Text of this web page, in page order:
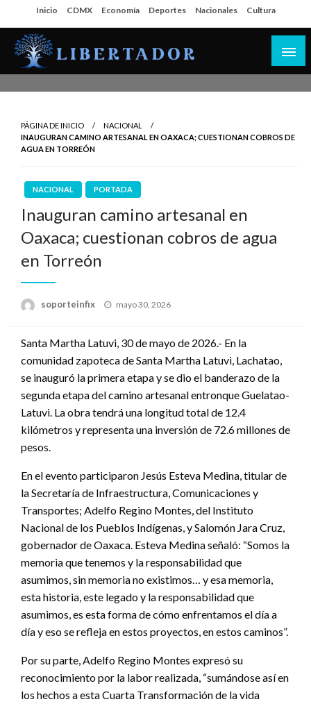
al
contenido
Inicio CDMX Economía Deportes Nacionales Cultura
PÁGINA DE INICIO
NACIONAL
INAUGURAN CAMINO ARTESANAL EN OAXACA; CUESTIONAN COBROS DE
AGUA EN TORREÓN
NACIONAL PORTADA
Inauguran camino artesanal en
Oaxaca; cuestionan cobros de agua
en Torreón
soporteinfix
Publicado
mayo 30, 2026
Santa Martha Latuvi, 30 de mayo de 2026.- En la
comunidad zapoteca de Santa Martha Latuvi, Lachatao,
se inauguró la primera etapa y se dio el banderazo de la
segunda etapa del camino artesanal entronque Guelatao-
Latuvi. La obra tendrá una longitud total de 12.4
kilómetros y representa una inversión de 72.6 millones de
pesos.
En el evento participaron Jesús Esteva Medina, titular de
la Secretaría de Infraestructura, Comunicaciones y
Transportes; Adelfo Regino Montes, del Instituto
Nacional de los Pueblos Indígenas, y Salomón Jara Cruz,
gobernador de Oaxaca. Esteva Medina señaló: “Somos la
memoria que tenemos y la responsabilidad que
asumimos, sin memoria no existimos… y esa memoria,
esta historia, este legado y la responsabilidad que
asumimos, es esta forma de cómo enfrentamos el día a
día y eso se refleja en estos proyectos, en estos caminos”.
Por su parte, Adelfo Regino Montes expresó su
reconocimiento por la labor realizada, “sumándose así en
los hechos a esta Cuarta Transformación de la vida